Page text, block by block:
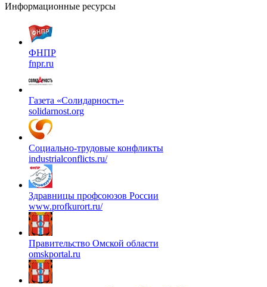
Информационные ресурсы
ФНПР
fnpr.ru
Газета «Солидарность»
solidarnost.org
Социально-трудовые конфликты
industrialconflicts.ru/
Здравницы профсоюзов России
www.profkurort.ru/
Правительство Омской области
omskportal.ru